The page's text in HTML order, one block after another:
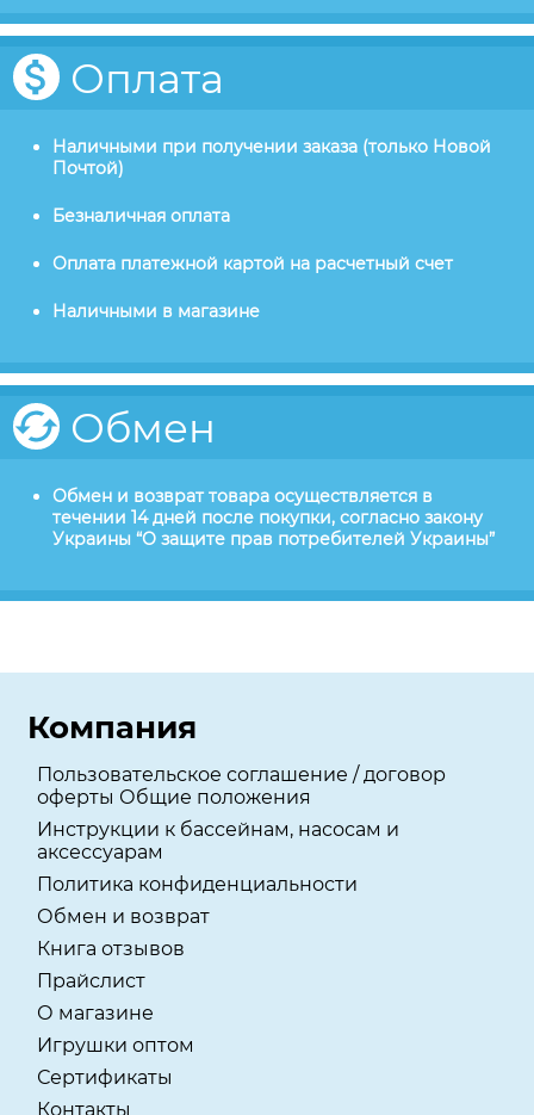
Оплата
Наличными при получении заказа (только Новой
Почтой)
Безналичная оплата
Оплата платежной картой на расчетный счет
Наличными в магазине
Обмен
Обмен и возврат товара осуществляется в
течении 14 дней после покупки, согласно закону
Украины “О защите прав потребителей Украины”
Компания
Пользовательское соглашение / договор
оферты Общие положения
Инструкции к бассейнам, насосам и
аксессуарам
Политика конфиденциальности
Обмен и возврат
Книга отзывов
Прайслист
О магазине
Игрушки оптом
Сертификаты
Контакты